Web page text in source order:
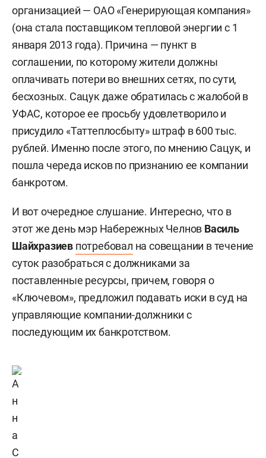
организацией — ОАО «Генерирующая компания»
(она стала поставщиком тепловой энергии с 1
января 2013 года). Причина — пункт в
соглашении, по которому жители должны
оплачивать потери во внешних сетях, по сути,
бесхозных. Сацук даже обратилась с жалобой в
УФАС, которое ее просьбу удовлетворило и
присудило «Таттеплосбыту» штраф в 600 тыс.
рублей. Именно после этого, по мнению Сацук, и
пошла череда исков по признанию ее компании
банкротом.
И вот очередное слушание. Интересно, что в
этот же день мэр Набережных Челнов Василь
Шайхразиев потребовал на совещании в течение
суток разобраться с должниками за
поставленные ресурсы, причем, говоря о
«Ключевом», предложил подавать иски в суд на
управляющие компании-должники с
последующим их банкротством.